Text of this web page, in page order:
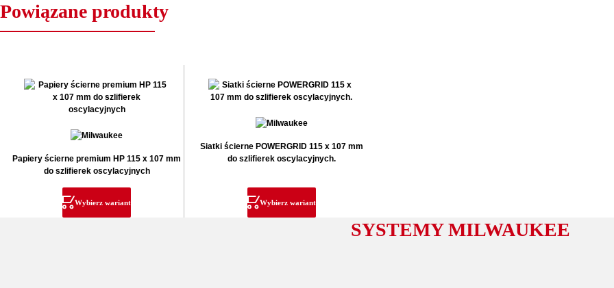
Powiązane produkty
Papiery ścierne premium HP 115 x 107 mm
do szlifierek oscylacyjnych
Wybierz wariant
Siatki ścierne POWERGRID 115 x 107 mm
do szlifierek oscylacyjnych.
Wybierz wariant
SYSTEMY MILWAUKEE